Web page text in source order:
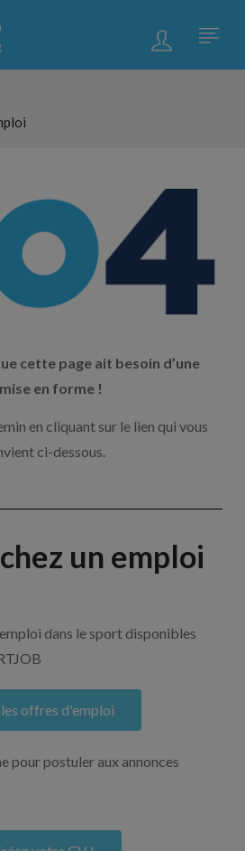
cette page ait besoin d’une
en forme !
en cliquant sur le lien qui vous
ci-dessous.
un emploi
dans le sport disponibles
offres d'emploi
pour postuler aux annonces